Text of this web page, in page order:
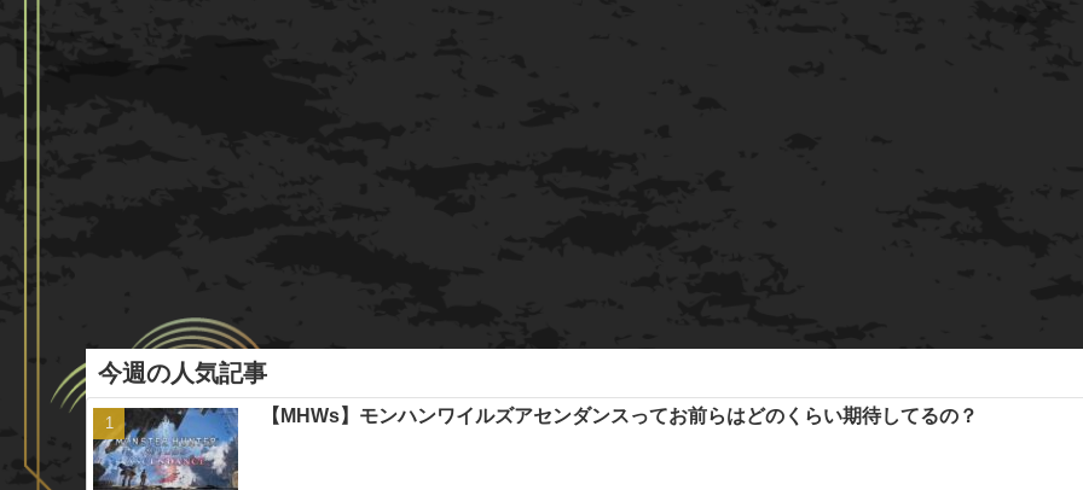
今週の人気記事
【MHWs】モンハンワイルズアセンダンスってお前らはどのくらい期待してるの？